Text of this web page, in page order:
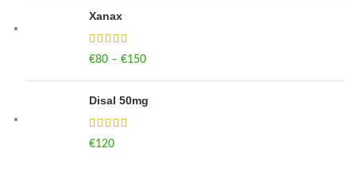
Xanax
€80 – €150
Disal 50mg
€120